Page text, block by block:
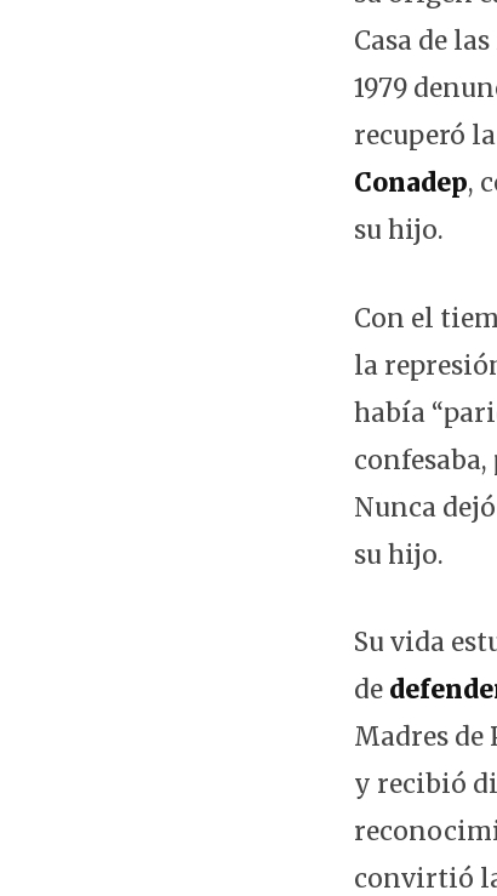
Casa de
1979
recuperó
Conadep,
su hijo.
Con el
la
había
Nunca
su hijo.
Su vida
de
Madres de
y recibió
convirtió